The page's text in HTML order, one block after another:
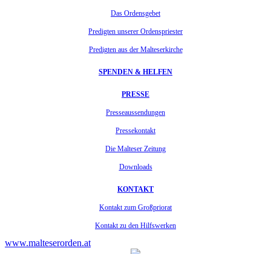
Das Ordensgebet
Predigten unserer Ordenspriester
Predigten aus der Malteserkirche
SPENDEN & HELFEN
PRESSE
Presseaussendungen
Pressekontakt
Die Malteser Zeitung
Downloads
KONTAKT
Kontakt zum Großpriorat
Kontakt zu den Hilfswerken
www.malteserorden.at